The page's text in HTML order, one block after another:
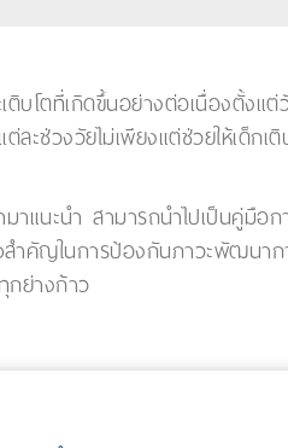
เติบโตที่เกิดขึ้นอย่างต่อเนื่อง
ะช่วงวัยไม่เพียงแต่ช่วยให้เด็ก
นะนำ สามารถนำไปเป็นคู่มือ
ำคัญในการป้องกันภาวะพัฒนา
กย่างก้าว